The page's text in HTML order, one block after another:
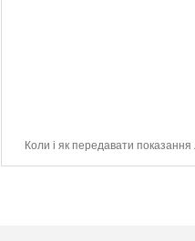
Коли і як передавати показання